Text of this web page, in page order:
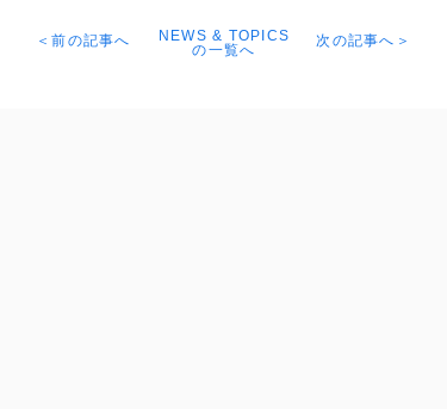
＜前の記事へ
NEWS & TOPICS
の一覧へ
次の記事へ＞